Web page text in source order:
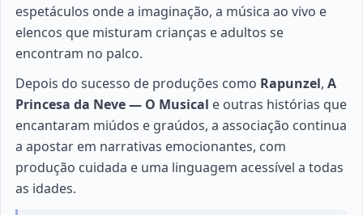
espetáculos onde a imaginação, a música ao vivo e
elencos que misturam crianças e adultos se
encontram no palco.
Depois do sucesso de produções como Rapunzel,A
Princesa da Neve — O Musical e outras histórias que
encantaram miúdos e graúdos, a associação continua
a apostar em narrativas emocionantes, com
produção cuidada e uma linguagem acessível a todas
as idades.